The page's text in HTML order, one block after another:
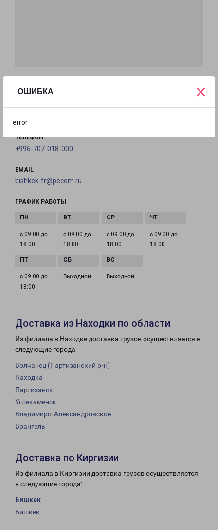
ОШИБКА
error
×
Кыргызстан, Бишкек, улица Махатмы Ганди, 210/3
ТЕЛЕФОН
+996-707-018-000
EMAIL
bishkek-fr@pecom.ru
ГРАФИК РАБОТЫ
с 09:00 до
18:00
с 09:00 до
18:00
с 09:00 до
18:00
с 09:00 до
18:00
с 09:00 до
18:00
Выходной Выходной
Доставка из Находки по области
Из филиала в Находке доставка грузов осуществляется в
следующие города:
Волчанец (Партизанский р-н)
Находка
Партизанск
Углекаменск
Владимиро-Александровское
Врангель
Доставка по Киргизии
Из филиала в Киргизии доставка грузов осуществляется
в следующие города:
Бишкек
Бишкек